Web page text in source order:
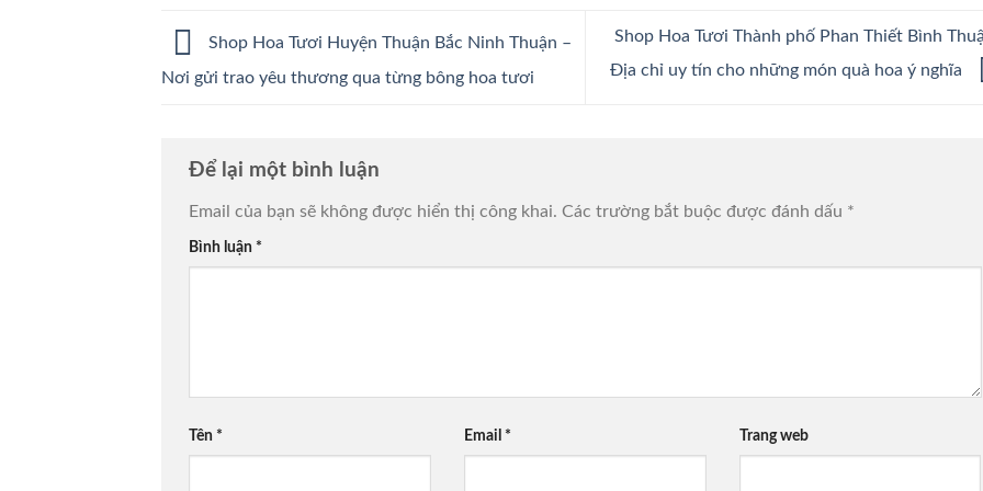
Shop Hoa Tươi Huyện Thuận Bắc Ninh Thuận –
Nơi gửi trao yêu thương qua từng bông hoa tươi
Shop Hoa Tươi Thành phố Phan Thiết Bình
Địa chỉ uy tín cho những món quà hoa ý nghĩa
Để lại một bình luận
Email của bạn sẽ không được hiển thị công khai. Các trường bắt buộc được đánh dấu *
Bình luận *
Tên * Email * Trang web